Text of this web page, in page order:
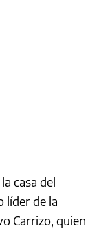
casa del
líder de la
Carrizo, quien